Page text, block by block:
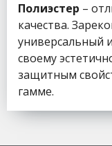
Полиэстер –
качества.
универсальный
своему
защитным
гамме.